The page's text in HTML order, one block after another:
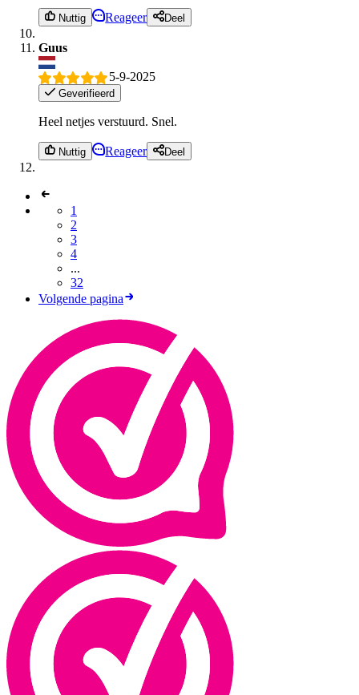
Nuttig Reageer Deel
Guus
5-9-2025
Geverifieerd
Heel netjes verstuurd. Snel.
Nuttig Reageer Deel
1
2
3
4
...
32
Volgende pagina